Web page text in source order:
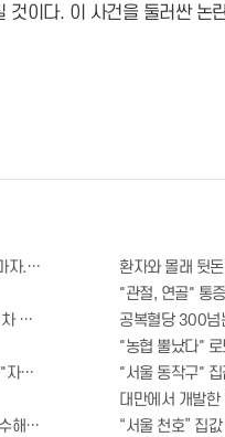
이다. 이 사건을 둘러싼 논
..바로
번호 6자리 공개!? 꼭 확인해라!
격증"에 몰리는 이유 알고보니…
해라!!
환자와 몰래 뒷
"관절, 연골" 통
공복혈당 300넘
"농협 뿔났다"
"서울 동작구"
대만에서 개발
“서울 천호” 집